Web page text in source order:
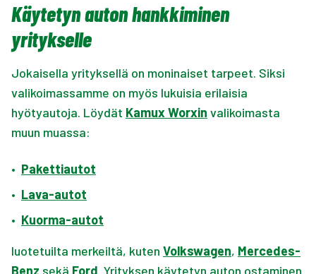
Käytetyn auton hankkiminen
yritykselle
Jokaisella yrityksellä on moninaiset tarpeet. Siksi
valikoimassamme on myös lukuisia erilaisia
hyötyautoja. Löydät Kamux Worxin valikoimasta
muun muassa:
• Pakettiautot
• Lava-autot
• Kuorma-autot
luotetuilta merkeiltä, kuten Volkswagen, Mercedes-
Benz sekä Ford . Yrityksen käytetyn auton ostaminen